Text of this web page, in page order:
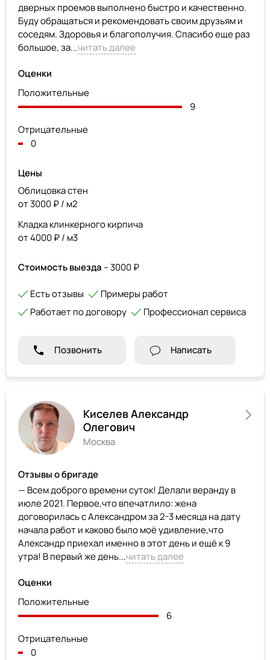
дверных проемов выполнено быстро и качественно.
Буду обращаться и рекомендовать своим друзьям и
соседям. Здоровья и благополучия. Спасибо еще раз
большое, за...читать далее
Оценки
Положительные
9
Отрицательные
0
Цены
Облицовка стен
от 3000 ₽ / м2
Кладка клинкерного кирпича
от 4000 ₽ / м3
Стоимость выезда – 3000 ₽
Есть отзывы
Примеры работ
Работает по договору
Профессионал сервиса
Позвонить Написать
Киселев Александр
Олегович
Москва
Отзывы о бригаде
— Всем доброго времени суток! Делали веранду в
июле 2021. Первое,что впечатлило: жена
договорилась с Александром за 2-3 месяца на дату
начала работ и каково было моё удивление,что
Александр приехал именно в этот день и ещё к 9
утра! В первый же день...читать далее
Оценки
Положительные
6
Отрицательные
0